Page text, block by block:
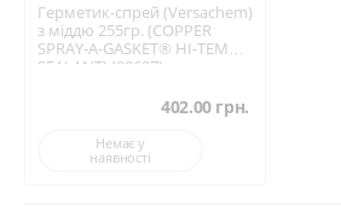
Герметик-cпрей (Versachem)
з міддю 255гр. (COPPER
SPRAY-A-GASKET® HI-TEMP
SEALANT) (80697)
402.00 грн.
Немає у
наявності